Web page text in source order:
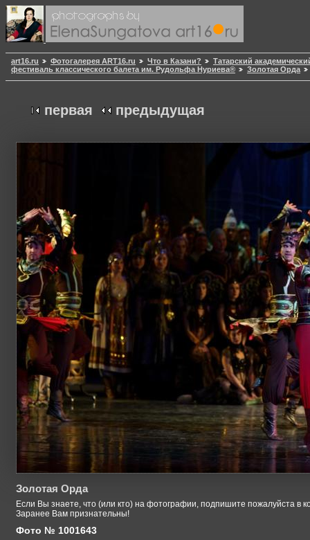
art16.ru Фотогалерея ART16.ru Что в Казани?
Татарский
фестиваль классического балета им. Рудольфа Нуриева®
Золотая Орда
первая предыдущая
Золотая Орда
Если Вы знаете, что (или кто) на фотографии, подпишите пожалуйста в
Заранее Вам признательны!
Фото № 1001643